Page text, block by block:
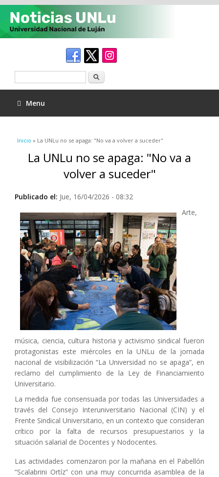
Menu
Se encuentra usted aquí
Inicio » La UNLu no se apaga: "No va a volver a suceder"
La UNLu no se apaga: "No va a
volver a suceder"
Publicado el: Jue, 16/04/2026 - 08:32
Arte,
música, ciencia, cultura historia y activismo sindical fueron
protagonistas este miércoles en la UNLu de la jornada
nacional de visibilización “La Universidad no se apaga”, en
reclamo del cumplimiento de la Ley de Financiamiento
Universitario.
La medida fue consensuada por todas las Universidades a
través del Consejo Interuniversitario Nacional (CIN) y el
Frente Sindical Universitario, en un contexto que consideran
crítico por la falta de recursos presupuestarios y la
situación salarial de Docentes y Nodocentes.
Las actividades comenzaron por la mañana en el Pabellón
“Scalabrini Ortíz” con una muy concurrida asamblea de la